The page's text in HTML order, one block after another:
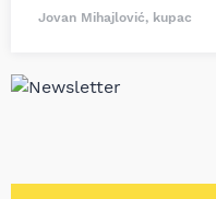
Jovan Mihajlović, kupac